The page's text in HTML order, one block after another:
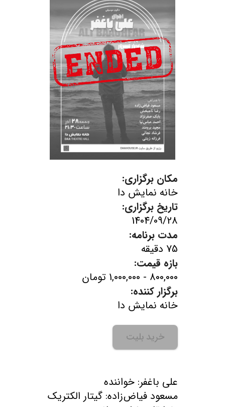
مکان برگزاری:
خانه نمایش دا
تاریخ برگزاری:
1404/09/28
مدت برنامه:
75 دقیقه
بازه قیمت:
800,000 - 1,000,000 تومان
برگزار کننده:
خانه نمایش دا
خرید بلیت